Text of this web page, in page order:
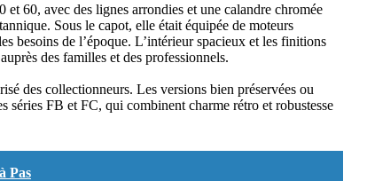
60, avec des lignes arrondies et une calandre chromée
Sous le capot, elle était équipée de moteurs
besoins de l’époque. L’intérieur spacieux et les finitions
des familles et des professionnels.
des collectionneurs. Les versions bien préservées ou
séries FB et FC, qui combinent charme rétro et robustesse
Pas